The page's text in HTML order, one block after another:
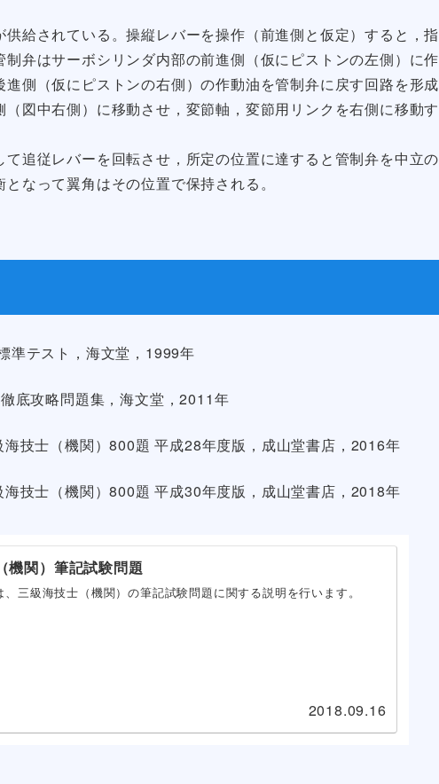
給されている。操縦レバーを操作（前進側と仮定）すると，指
弁はサーボシリンダ内部の前進側（仮にピストンの左側）に作
側（仮にピストンの右側）の作動油を管制弁に戻す回路を形成
図中右側）に移動させ，変節軸，変節用リンクを右側に移動す
追従レバーを回転させ，所定の位置に達すると管制弁を中立の
なって翼角はその位置で保持される。
準テスト，海文堂，1999年
底攻略問題集，海文堂，2011年
技士（機関）800題 平成28年度版，成山堂書店，2016年
技士（機関）800題 平成30年度版，成山堂書店，2018年
機関）筆記試験問題
、三級海技士（機関）の筆記試験問題に関する説明を行います。
2018.09.16